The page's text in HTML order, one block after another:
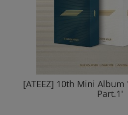
[ATEEZ] 10th Mini Album
Part.1'